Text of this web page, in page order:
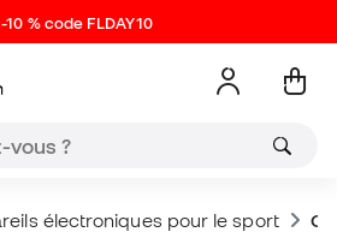
-10 % code FLDAY10
électroniques pour le sport